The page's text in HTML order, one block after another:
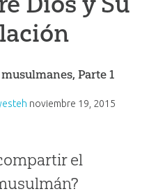
Parte 1
noviembre 19, 2015
el